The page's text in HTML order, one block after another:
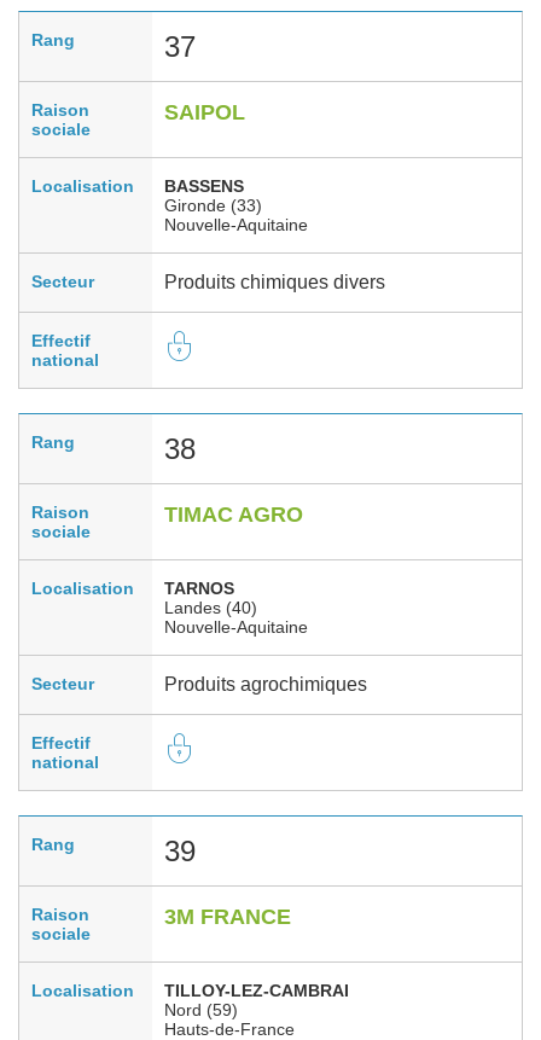
Rang 37
Raison
sociale
SAIPOL
Localisation
BASSENS
Gironde (33)
Nouvelle-Aquitaine
Secteur Produits chimiques divers
Effectif
national
Rang 38
Raison
sociale
TIMAC AGRO
Localisation
TARNOS
Landes (40)
Nouvelle-Aquitaine
Secteur Produits agrochimiques
Effectif
national
Rang 39
Raison
sociale
3M FRANCE
Localisation
TILLOY-LEZ-CAMBRAI
Nord (59)
Hauts-de-France